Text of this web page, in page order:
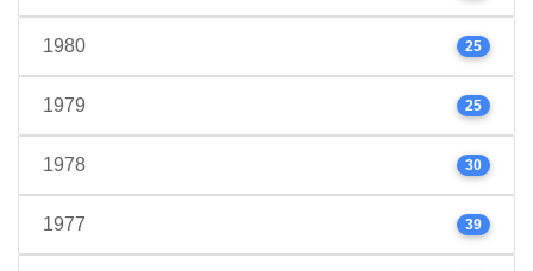
1980 25
1979 25
1978 30
1977 39